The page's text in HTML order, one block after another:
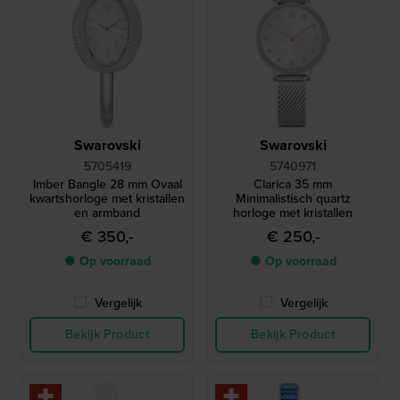
Swarovski
5705419
Imber Bangle 28 mm Ovaal
kwartshorloge met kristallen
en armband
€ 350,-
● Op voorraad
Vergelijk
Bekijk Product
Swarovski
5740971
Clarica 35 mm
Minimalistisch quartz
horloge met kristallen
€ 250,-
● Op voorraad
Vergelijk
Bekijk Product